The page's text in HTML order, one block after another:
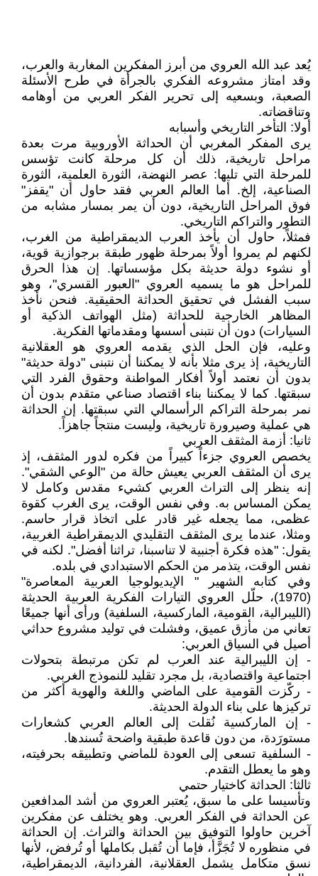
يُعد عبد الله العروي من أبرز المفكرين المغاربة والعرب،
وقد امتاز مشروعه الفكري بالجرأة في طرح الأسئلة
الصعبة، وبسعيه إلى تحرير الفكر العربي من أوهامه
وتناقضاته.
أولا: التأخر التاريخي وأسبابه
يرى المفكر المغربي أن الحداثة الأوروبية مرت بعدة
مراحل تاريخية، ذلك أن كل مرحلة كانت تؤسس
للمرحلة التي تليها: عصر النهضة، الثورة العلمية، الثورة
الصناعية، إلخ. أما العالم العربي فقد حاول أن "يقفز"
فوق المراحل التاريخية، دون أن يمر بمسار مشابه من
التطور والتراكم التاريخي.
فمثلاً، حاول أن يأخذ العرب الديمقراطية من الغرب،
لكنهم لم يمروا أولاً بمرحلة ظهور طبقة برجوازية قوية،
أو نشوء دولة حديثة بكل مؤسساتها. إن هذا الحرق
للمراحل هو ما يسميه العروي "العبور القسري"، وهو
سبب الفشل في تحقيق الحداثة الحقيقية. فنحن نأخذ
المظاهر الخارجية للحداثة (مثل الهواتف الذكية أو
السيارات) دون أن نتبنى أسسها ومقدماتها الفكرية.
وعليه، فإن الحل الذي يقدمه العروي هو العقلانية
التاريخية، إذ يرى مثلا بأنه لا يمكننا أن نتبنى "دولة حديثة"
بدون أن نعتمد أولاً أفكار المواطنة وحقوق الفرد التي
سبقتها. كما لا يمكننا بناء اقتصاد صناعي متقدم بدون أن
نمر بمرحلة التراكم الرأسمالي التي سبقتها. إن الحداثة
هي عملية وصيرورة تاريخية، وليست منتجاً جاهزاً.
ثانيا: أزمة المثقف العربي
يخصص العروي جزءاً كبيراً من فكره لدور المثقف، إذ
يرى أن المثقف العربي يعيش حالة من "الوعي الشقي".
إنه ينظر إلى التراث العربي كشيء مقدس وكامل لا
يمكن المساس به. وفي نفس الوقت، يرى الغرب كقوة
عظمى، مما يجعله غير قادر على اتخاذ قرار حاسم.
ومثلا، عندما يرى المثقف التقليدي الديمقراطية الغربية،
يقول: "هذه فكرة أجنبية لا تناسبنا، تراثنا أفضل". لكنه في
نفس الوقت، يتذمر من الحكم الاستبدادي في بلده.
وفي كتابه الشهير " الإيديولوجيا العربية المعاصرة"
(1970)، حلّل العروي التيارات الفكرية العربية الحديثة
(الليبرالية، القومية، الماركسية، السلفية) ورأى أنها جميعًا
تعاني من مأزق عميق، وفشلت في توليد مشروع حداثي
أصيل في السياق العربي:
- إن الليبرالية عند العرب لم تكن مرتبطة بتحولات
اجتماعية واقتصادية، بل مجرد تقليد للنموذج الغربي.
- ركّزت القومية على الماضي واللغة والهوية أكثر من
تركيزها على بناء الدولة الحديثة.
- إن الماركسية نُقلت إلى العالم العربي كشعارات
مستورَدة، من دون قاعدة طبقية واضحة تُسندها.
- السلفية تسعى إلى العودة للماضي وتطبيقه بحرفيته،
وهو ما يعطل التقدم.
ثالثا: الحداثة كاختيار حتمي
وتأسيسا على ما سبق، يُعتبر العروي من أشد المدافعين
عن الحداثة في الفكر العربي. وهو يختلف عن مفكرين
آخرين حاولوا التوفيق بين الحداثة والتراث. إن الحداثة
في منظوره لا تُجَزَّأ، فإما أن تُقبل بكاملها أو تُرفض، لأنها
نسق متكامل يشمل العقلانية، الفردانية، الديمقراطية،